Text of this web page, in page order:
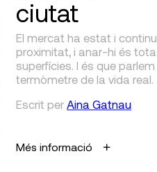
ciutat
El mercat ha estat i
proximitat, i anar-hi és
superfícies. I és que parlem
termòmetre de la vida real.
Escrit per Aina Gatnau
Més informació